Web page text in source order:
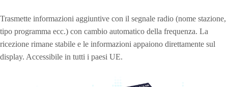
Trasmette informazioni aggiuntive con il segnale radio (nome stazione,
tipo programma ecc.) con cambio automatico della frequenza. La
ricezione rimane stabile e le informazioni appaiono direttamente sul
display. Accessibile in tutti i paesi UE.